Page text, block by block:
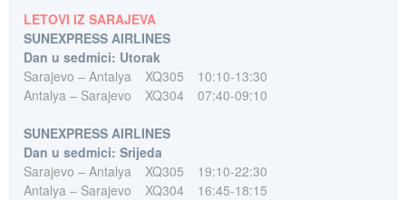
LETOVI IZ SARAJEVA
SUNEXPRESS AIRLINES
Dan u sedmici: Utorak
Sarajevo – Antalya
XQ305
10:10-13:30
Antalya – Sarajevo
XQ304 07:40-09:10
SUNEXPRESS AIRLINES
Dan u sedmici: Srijeda
Sarajevo – Antalya
XQ305
19:10-22:30
Antalya – Sarajevo
XQ304 16:45-18:15